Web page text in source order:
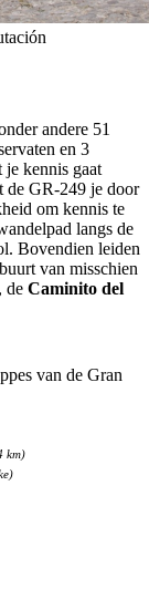
andere 51
en 3
je kennis gaat
de GR-249 je door
om kennis te
langs de
Bovendien leiden
van misschien
, de Caminito del
van de Gran
km)